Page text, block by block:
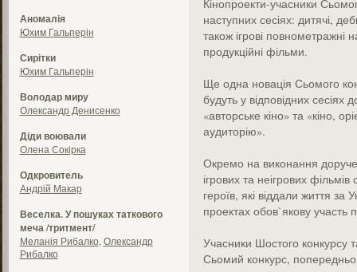
Аномалія
Юхим Гальперін
Сирітки
Юхим Гальперін
Володар миру
Олександр Денисенко
Діди воювали
Олена Сокірка
Одкровитель
Андрій Макар
Веселка. У пошуках таткового
меча /тритмент/
Меланія Рибалко Олександр
Рибалко
Кінопроекти-учасники
наступних сесіях: дитячі,
також ігрові повнометражні
продукційні фільми.
Ще одна новація Сьомого
будуть у відповідних сесіях
«авторське кіно» та «кіно,
аудиторію».
Окремо на виконання
ігрових та неігрових
героїв, які віддали життя за
проектах обов`якову участь
Учасники Шостого конкурсу
Сьомий конкурс, попередньо